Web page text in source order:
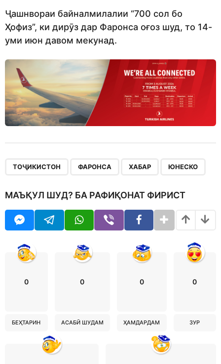
Ҷашнвораи байналмилалии “700 сол бо
Ҳофиз”, ки дирӯз дар Фаронса оғоз шуд, то 14-
уми июн давом мекунад.
ТОҶИКИСТОН ФАРОНСА ХАБАР ЮНЕСКО
МАЪҚУЛ ШУД? БА РАФИҚОНАТ ФИРИСТ
0
БЕҲТАРИН
0
АСАБӢ ШУДАМ
0
ҲАМДАРДАМ
0
ЗУР